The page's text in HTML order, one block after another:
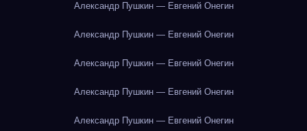
Александр Пушкин — Евгений Онегин
Александр Пушкин — Евгений Онегин
Александр Пушкин — Евгений Онегин
Александр Пушкин — Евгений Онегин
Александр Пушкин — Евгений Онегин